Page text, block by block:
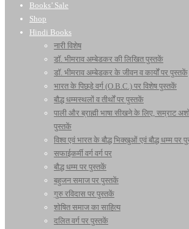
Books’ Sale
Shop
Hindi Books
नारी विशेष
डॉ. भीमराव अम्बेडकर की लिखित पुस्तकें
डॉ. भीमराव अम्बेडकर के जीवन व कार्यों पर पुस्तकें
भारत के पिछड़े वर्ग (O.B.C.) पर विशेष पुस्तकें
बौद्ध धम्मस्थलों व तीर्थों पर पुस्तकें
पाली और ब्राह्मी भाषा सीखने के लिए, सम्राट
पुस्तकें
विश्व एवं भारत के बौद्ध भिक्खुओं एवं बौद्ध धम्म पर
सफाईकर्मी वर्ग वर्ग पर
बौद्ध धम्म पर पुस्तकें
बहुजन समाज पर पुस्तकें
गुरु रविदास पर पुस्तकें
शोषित समाज का साहित्य
दलित वर्ग पर पुस्तकें